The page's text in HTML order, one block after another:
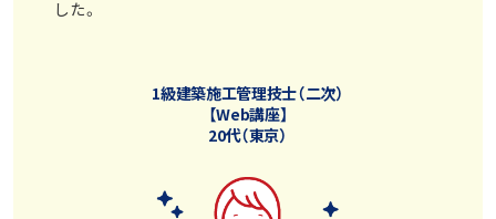
した。
1級建築施工管理技士（二次）
【Web講座】
20代（東京）